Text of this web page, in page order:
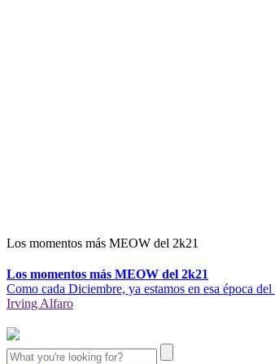
Los momentos más MEOW del 2k21
Los momentos más MEOW del 2k21
Como cada Diciembre, ya estamos en esa época
Irving Alfaro